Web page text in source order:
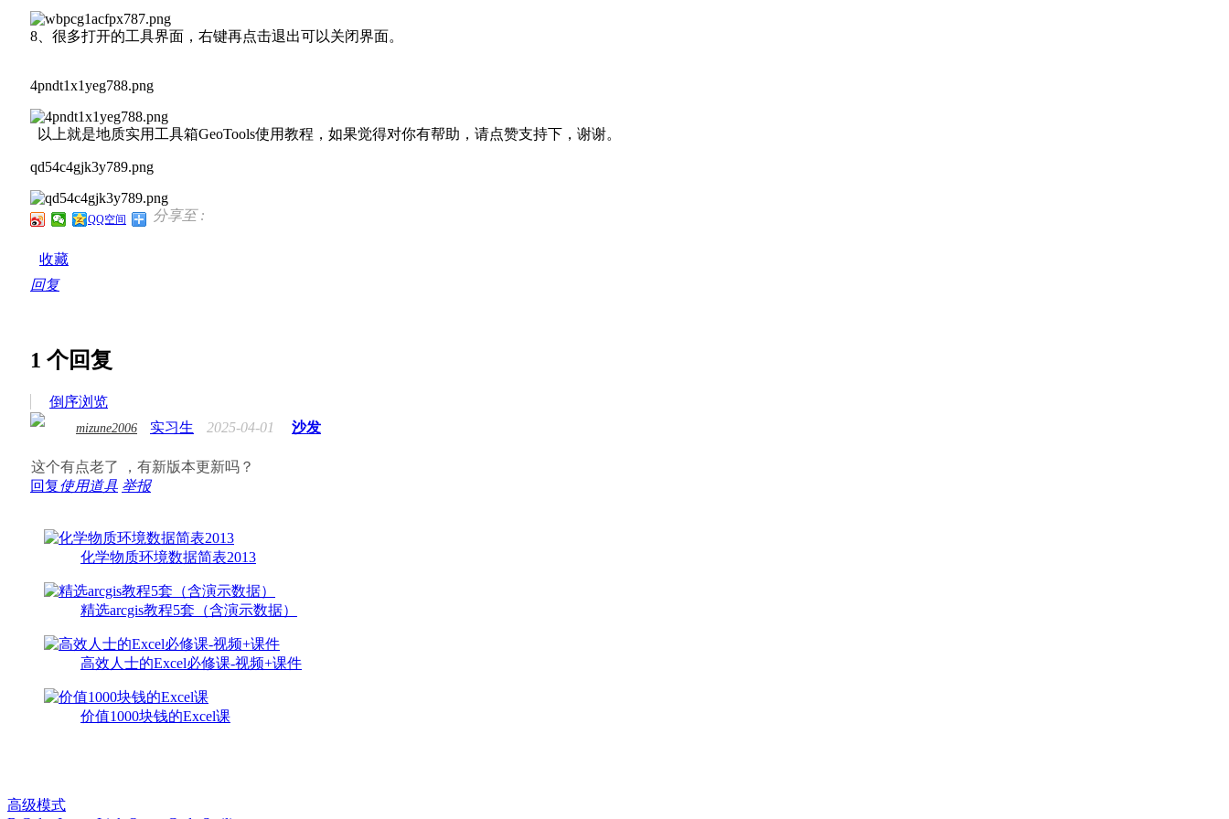
8、很多打开的工具界面，右键再点击退出可以关闭界面。
4pndt1x1yeg788.png
以上就是地质实用工具箱GeoTools使用教程，如果觉得对你有帮助，请点赞支持下，谢谢。
qd54c4gjk3y789.png
分享至 :
QQ空间
收藏
回复
1 个回复
倒序浏览
mizune2006 实习生 2025-04-01 沙发
这个有点老了 ，有新版本更新吗？
回复使用道具 举报
化学物质环境数据简表2013
精选arcgis教程5套（含演示数据）
高效人士的Excel必修课-视频+课件
价值1000块钱的Excel课
高级模式